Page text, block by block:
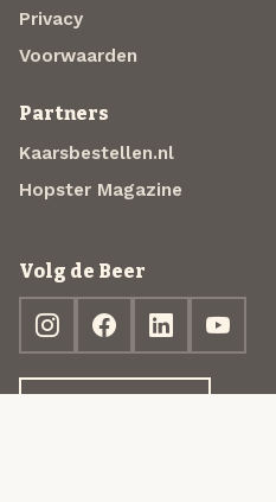
Privacy
Voorwaarden
Partners
Kaarsbestellen.nl
Hopster Magazine
Volg de Beer